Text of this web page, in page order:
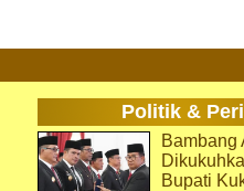
Politik &
Bambang
Bupati